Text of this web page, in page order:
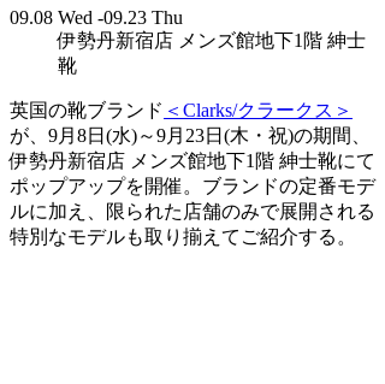
09.08 Wed -09.23 Thu
伊勢丹新宿店 メンズ館地下1階 紳士
靴
英国の靴ブランド ＜Clarks/クラークス＞
が、9月8日(水)～9月23日(木・祝)の期間、
伊勢丹新宿店 メンズ館地下1階 紳士靴にて
ポップアップを開催。ブランドの定番モデ
ルに加え、限られた店舗のみで展開される
特別なモデルも取り揃えてご紹介する。